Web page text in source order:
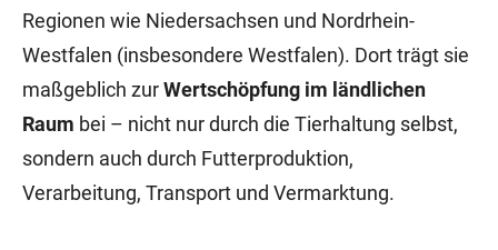
Regionen wie Niedersachsen und Nordrhein-
Westfalen (insbesondere Westfalen). Dort trägt sie
maßgeblich zurWertschöpfung im ländlichen
Raum bei – nicht nur durch die Tierhaltung selbst,
sondern auch durch Futterproduktion,
Verarbeitung, Transport und Vermarktung.